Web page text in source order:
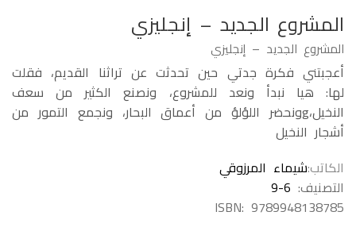
المشروع الجديد – إنجليزي
المشروع الجديد – إنجليزي
أعجبتني فكرة جدتي حين تحدثت عن تراثنا القديم، فقلت
لها: هيا نبدأ ونعد للمشروع، ونصنع الكثير من سعف
النخيل،gونحضر اللؤلؤ من أعماق البحار، ونجمع التمور من
أشجار النخيل
الكاتبشيماء المرزوقي
التصنيف: 9-6
ISBN:9789948138785